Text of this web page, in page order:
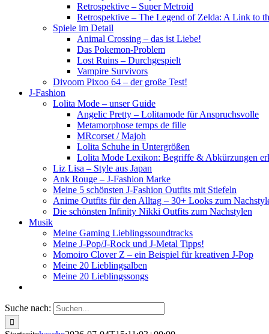
Retrospektive – Super Metroid
Retrospektive – The Legend of Zelda: A Link to
Spiele im Detail
Animal Crossing – das ist Liebe!
Das Pokemon-Problem
Lost Ruins – Durchgespielt
Vampire Survivors
Divoom Pixoo 64 – der große Test!
J-Fashion
Lolita Mode – unser Guide
Angelic Pretty – Lolitamode für Anspruchsvolle
Metamorphose temps de fille
MRcorset / Majoh
Lolita Schuhe in Untergrößen
Lolita Mode Lexikon: Begriffe & Abkürzungen
Liz Lisa – Style aus Japan
Ank Rouge – J-Fashion Marke
Meine 5 schönsten J-Fashion Outfits mit Stiefeln
Anime Outfits für den Alltag – 30+ Looks zum
Die schönsten Infinity Nikki Outfits zum Nachstylen
Musik
Meine Gaming Lieblingssoundtracks
Meine J-Pop/J-Rock und J-Metal Tipps!
Momoiro Clover Z – ein Beispiel für kreativen J-Pop
Meine 20 Lieblingsalben
Meine 20 Lieblingssongs
Suche nach: